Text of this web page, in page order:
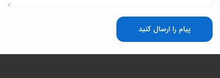
پیام را ارسال کنید